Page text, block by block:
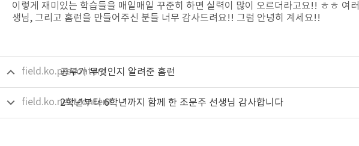
이렇게 재미있는 학습들을 매일매일 꾸준히 하면 실력이 많이 오르더라고요!! ㅎㅎ 여
생님, 그리고 홈런을 만들어주신 분들 너무 감사드려요!! 그럼 안녕히 계세요!!
field.ko.precontent
공부가 무엇인지 알려준 홈런
field.ko.nextcontent
2학년부터 6학년까지 함께 한 조문주 선생님 감사합니다